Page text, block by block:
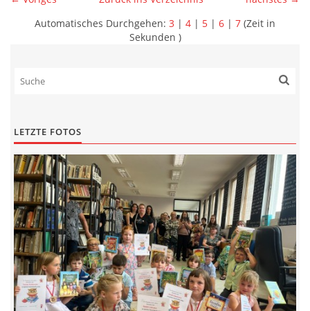
Automatisches Durchgehen: 3 | 4 | 5 | 6 | 7 (Zeit in
Sekunden )
LETZTE FOTOS